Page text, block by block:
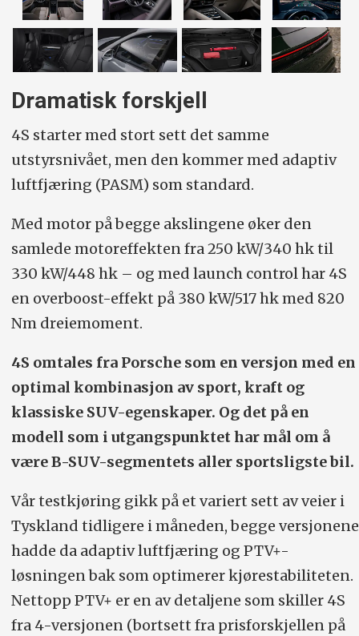
Dramatisk forskjell
4S starter med stort sett det samme
utstyrsnivået, men den kommer med adaptiv
luftfjæring (PASM) som standard.
Med motor på begge akslingene øker den
samlede motoreffekten fra 250 kW/340 hk til
330 kW/448 hk – og med launch control har 4S
en overboost-effekt på 380 kW/517 hk med 820
Nm dreiemoment.
4S omtales fra Porsche som en versjon med en
optimal kombinasjon av sport, kraft og
klassiske SUV-egenskaper. Og det på en
modell som i utgangspunktet har mål om å
være B-SUV-segmentets aller sportsligste bil.
Vår testkjøring gikk på et variert sett av veier i
Tyskland tidligere i måneden, begge versjonene
hadde da adaptiv luftfjæring og PTV+-
løsningen bak som optimerer kjørestabiliteten.
Nettopp PTV+ er en av detaljene som skiller 4S
fra 4-versjonen (bortsett fra prisforskjellen på